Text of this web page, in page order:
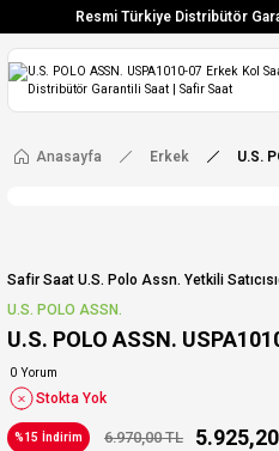
Resmi Türkiye Distribütör
Vade
Aynı Gün
Ücretsiz
Anasayfa Erkek U.S.
Safir Saat U.s. Polo Assn. Yetkili
U.S. POLO ASSN.
U.S. POLO ASSN.
0 Yorum
Stokta Yok
%15 İndirim 6.970,00 TL